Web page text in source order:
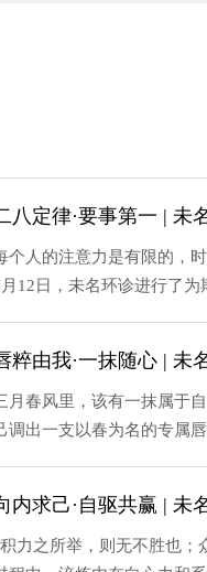
八定律·要事第一 | 未
个人的注意力是有限的，
12日，未名环诊进行了
粹由我·一抹随心 | 未
月春风里，该有一抹属于
调出一支以春为名的专属
内求己·自驱共赢 | 未
力之所举，则无不胜也